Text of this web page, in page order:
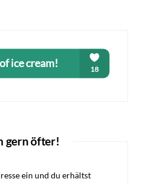
gern öfter!
ein und du erhältst